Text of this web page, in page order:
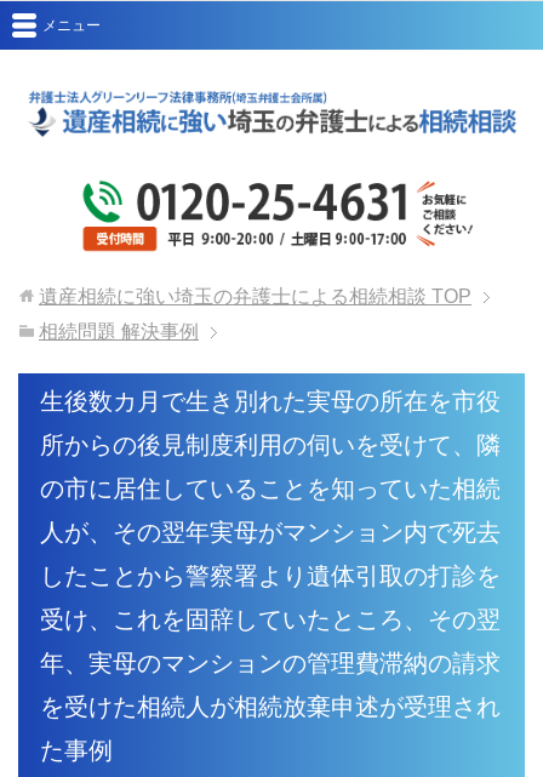
メニュー
遺産相続に強い埼玉の弁護士による相続相談 TOP
相続問題 解決事例
生後数カ月で生き別れた実母の所在を市役
所からの後見制度利用の伺いを受けて、隣
の市に居住していることを知っていた相続
人が、その翌年実母がマンション内で死去
したことから警察署より遺体引取の打診を
受け、これを固辞していたところ、その翌
年、実母のマンションの管理費滞納の請求
を受けた相続人が相続放棄申述が受理され
た事例